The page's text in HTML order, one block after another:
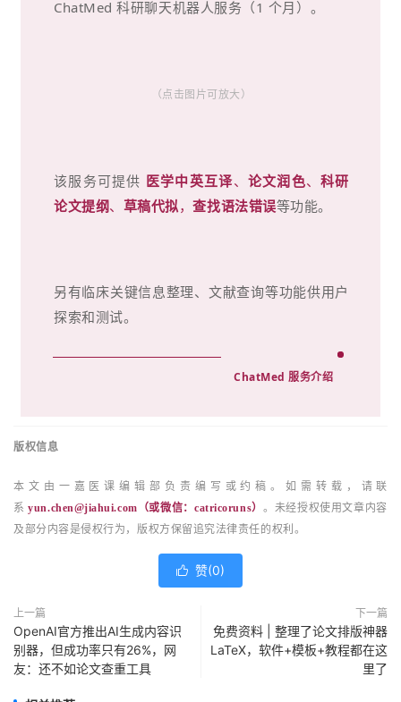
ChatMed 科研聊天机器人服务（1 个月）。
（点击图片可放大）
该服务可提供 医学中英互译、 论文润色、科研
论文提纲、 草稿代拟，查找语法错误等功能。
另有临床关键信息整理、文献查询等功能供用户
探索和测试。
ChatMed 服务介绍
版权信息
本文由一嘉医课编辑部负责编写或约稿。如需转载，请联
系yun.chen@jiahui.com （或微信：catricoruns） 。未经授权使用文章内容
及部分内容是侵权行为，版权方保留追究法律责任的权利。
 赞(0)
上一篇
OpenAI官方推出AI生成内容识
别器，但成功率只有26%，网
友：还不如论文查重工具
下一篇
免费资料 | 整理了论文排版神器
LaTeX，软件+模板+教程都在这
里了